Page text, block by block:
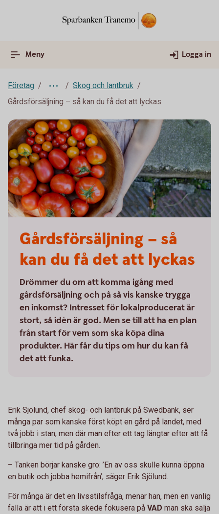
Meny Logga in
Företag
Skog och lantbruk
Gårdsförsäljning – så kan du få det att lyckas
Gårdsförsäljning – så
kan du få det att lyckas
Drömmer du om att komma igång med
gårdsförsäljning och på så vis kanske trygga
en inkomst? Intresset för lokalproducerat är
stort, så idén är god. Men se till att ha en plan
från start för vem som ska köpa dina
produkter. Här får du tips om hur du kan få
det att funka.
Erik Sjölund, chef skog- och lantbruk på Swedbank, ser
många par som kanske först köpt en gård på landet, med
två jobb i stan, men där man efter ett tag längtar efter att få
tillbringa mer tid på gården.
– Tanken börjar kanske gro: ’En av oss skulle kunna öppna
en butik och jobba hemifrån’, säger Erik Sjölund.
För många är det en livsstilsfråga, menar han, men en vanlig
fälla är att i ett första skede fokusera på VAD man ska sälja